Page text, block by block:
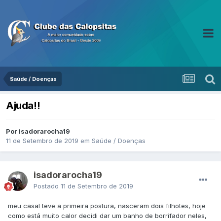
Saúde / Doenças
Ajuda!!
Por isadorarocha19
11 de Setembro de 2019 em Saúde / Doenças
isadorarocha19
Postado 11 de Setembro de 2019
meu casal teve a primeira postura, nasceram dois filhotes, hoje
como está muito calor decidi dar um banho de borrifador neles,